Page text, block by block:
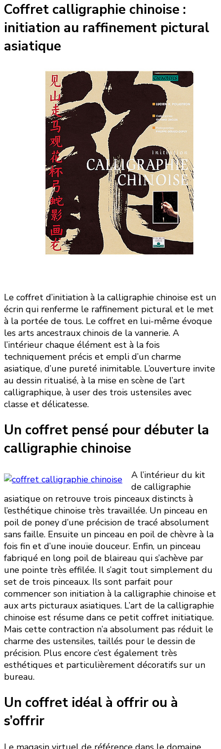
Coffret calligraphie chinoise :
initiation au raffinement pictural
asiatique
Le coffret d’initiation à la calligraphie chinoise est un
écrin qui renferme le raffinement pictural et le met
à la portée de tous. Le coffret en lui-même évoque
les arts ancestraux chinois de la vannerie. A
l’intérieur chaque élément est à la fois
techniquement précis et empli d’un charme
asiatique, d’une pureté inimitable. L’ouverture invite
au dessin ritualisé, à la mise en scène de l’art
calligraphique, à user des trois ustensiles avec
classe et délicatesse.
Un coffret pensé pour débuter la
calligraphie chinoise
A l’intérieur du kit
de calligraphie
asiatique on retrouve trois pinceaux distincts à
l’esthétique chinoise très travaillée. Un pinceau en
poil de poney d’une précision de tracé absolument
sans faille. Ensuite un pinceau en poil de chèvre à la
fois fin et d’une inouïe douceur. Enfin, un pinceau
fabriqué en long poil de blaireau qui s’achève par
une pointe très effilée. Il s’agit tout simplement du
set de trois pinceaux. Ils sont parfait pour
commencer son initiation à la calligraphie chinoise et
aux arts picturaux asiatiques. L’art de la calligraphie
chinoise est résume dans ce petit coffret initiatique.
Mais cette contraction n’a absolument pas réduit le
charme des ustensiles, taillés pour le dessin de
précision. Plus encore c’est également très
esthétiques et particulièrement décoratifs sur un
bureau.
Un coffret idéal à offrir ou à
s’offrir